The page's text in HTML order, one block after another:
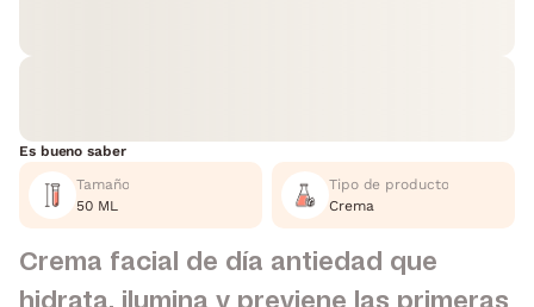
Es bueno saber
Tamaño
50 ML
Tipo de producto
Crema
Crema facial de día antiedad que